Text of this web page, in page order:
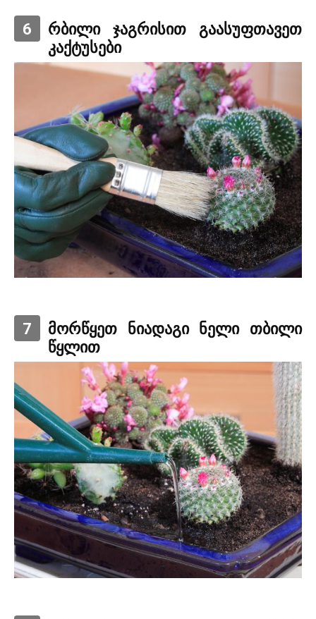
6
რბილი ჯაგრისით გაასუფთავეთ
კაქტუსები
7
მორწყეთ ნიადაგი ნელი თბილი
წყლით